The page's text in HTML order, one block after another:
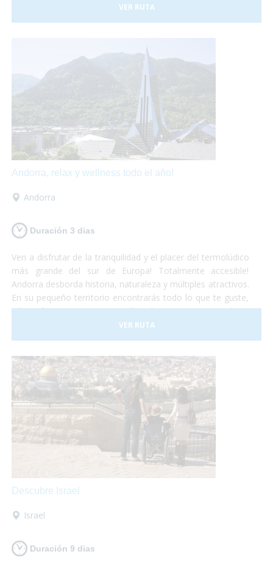
de animales donde encontrarás osos, ciervos, lobos y
hasta una granja llena de animales!
VER RUTA
Andorra, relax y wellness todo el año!
Andorra
Duración 3 dias
Ven a disfrutar de la tranquilidad y el placer del termolúdico
más grande del sur de Europa! Totalmente accesible!
Andorra desborda historia, naturaleza y múltiples atractivos.
En su pequeño territorio encontrarás todo lo que te guste,
relajación en sus aguas termales, shopping en sus tiendas y
centros comerciales, disfrutar de su gastronomía
internacional o de su cocina típica de montaña, todo lo que
VER RUTA
Descubre Israel
Israel
Duración 9 dias